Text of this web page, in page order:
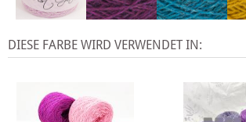
DIESE FARBE WIRD VERWENDET IN: